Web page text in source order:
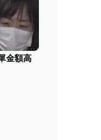
金額高